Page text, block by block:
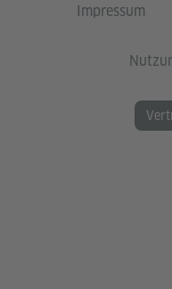
Impressum